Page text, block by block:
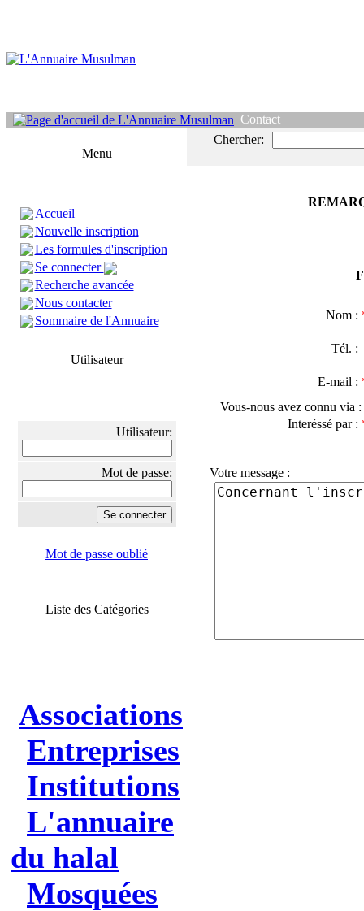
Contact
Menu
Accueil
Nouvelle inscription
Les formules d'inscription
Se connecter
Recherche avancée
Nous contacter
Sommaire de l'Annuaire
Utilisateur
Utilisateur:
Mot de passe:
Mot de passe oublié
Liste des Catégories
Associations
Entreprises
Institutions
L'annuaire
du halal
Mosquées
Chercher:
Nom :
Tél.
E-mail :
Vous-nous avez connu via
Interéssé par :
Votre message :